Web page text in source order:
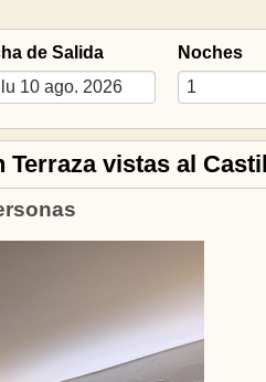
de Salida Noches
Terraza vistas al